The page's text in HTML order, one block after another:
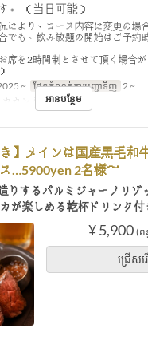
。 （当日可能）
により、コース内容に変更の場
でも、飲み放題の開始はご予約
席を2時間制とさせて頂く場合
~ ដែនកំណត់ការបញ្ជាទិញ 2 ~
カウンターអានបន្ថែម
】メインは国産黒毛和
…5900yen 2名様～
りするパルミジャーノリゾ
が楽しめる乾杯ドリンク付
¥ 5,900 (ព
ជ្រើស